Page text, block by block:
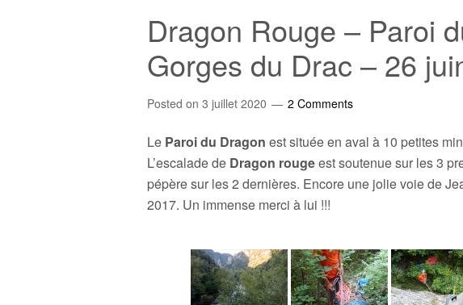
Dragon Rouge – Paroi
Gorges du Drac – 26
Posted on 3 juillet 2020 2 Comments
Le Paroi du Dragon est située en aval à 10 petites
L’escalade de Dragon rougeest soutenue sur les 3
pépère sur les 2 dernières. Encore une jolie voie de
2017. Un immense merci à lui !!!